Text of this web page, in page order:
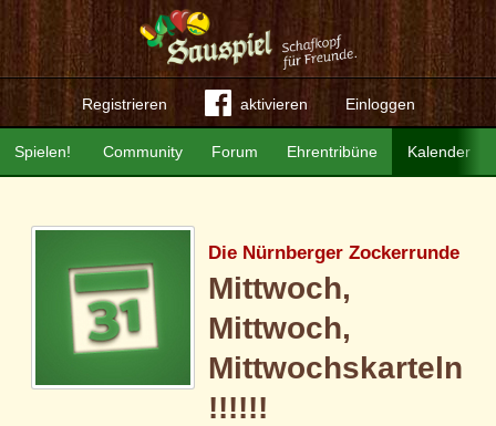
Registrieren aktivieren Einloggen
Community Forum Ehrentribüne Kalender
Spielen!
Die Nürnberger Zockerrunde
Mittwoch,
Mittwoch,
Mittwochskarteln
!!!!!!